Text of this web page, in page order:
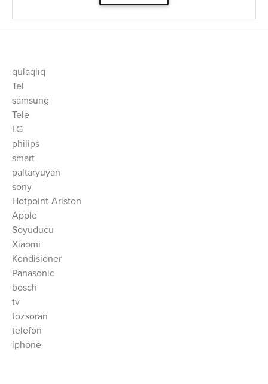
qulaqlıq
Tel
samsung
Tele
LG
philips
smart
paltaryuyan
sony
Hotpoint-Ariston
Apple
Soyuducu
Xiaomi
Kondisioner
Panasonic
bosch
tv
tozsoran
telefon
iphone